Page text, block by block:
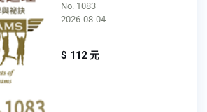
No. 1083
2026-08-04
$ 112 元